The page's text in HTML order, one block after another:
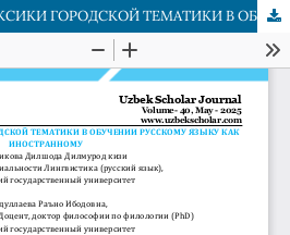
ИСПОЛЬЗОВАНИЕ ЛЕКСИКИ ГОРОДСКОЙ ТЕМАТИКИ В ОБУЧЕНИИ РУССКОМУ ЯЗЫКУ КАК ИНОСТРАННОМУ